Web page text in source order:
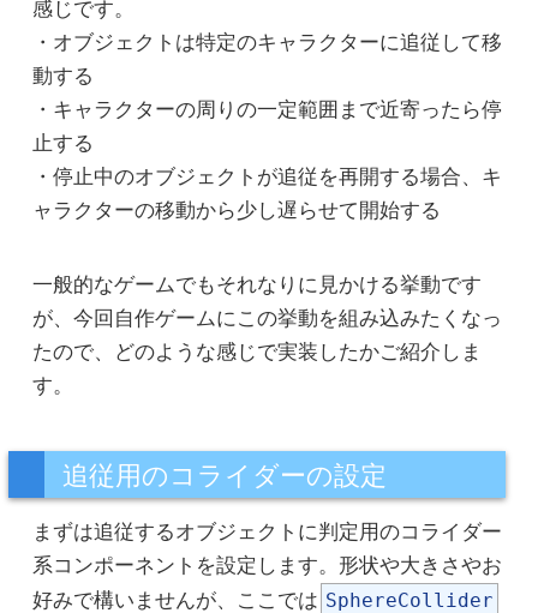
感じです。
・オブジェクトは特定のキャラクターに追従して移
動する
・キャラクターの周りの一定範囲まで近寄ったら停
止する
・停止中のオブジェクトが追従を再開する場合、キ
ャラクターの移動から少し遅らせて開始する
一般的なゲームでもそれなりに見かける挙動です
が、今回自作ゲームにこの挙動を組み込みたくなっ
たので、どのような感じで実装したかご紹介しま
す。
追従用のコライダーの設定
まずは追従するオブジェクトに判定用のコライダー
系コンポーネントを設定します。形状や大きさやお
好みで構いませんが、ここでは SphereCollider